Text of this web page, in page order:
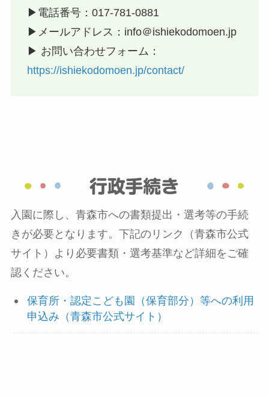
▶︎電話番号：017-781-0881
▶︎メールアドレス：info＠ishiekodomoen.jp
▶︎ お問い合わせフォーム：
https://ishiekodomoen.jp/contact/
入園に際し、青森市への書類提出・選考等の手続
きが必要となります。下記のリンク（青森市公式
サイト）より必要書類・選考基準など詳細をご確
認ください。
保育所・認定こども園（保育部分）等への利用
申込み（青森市公式サイト）